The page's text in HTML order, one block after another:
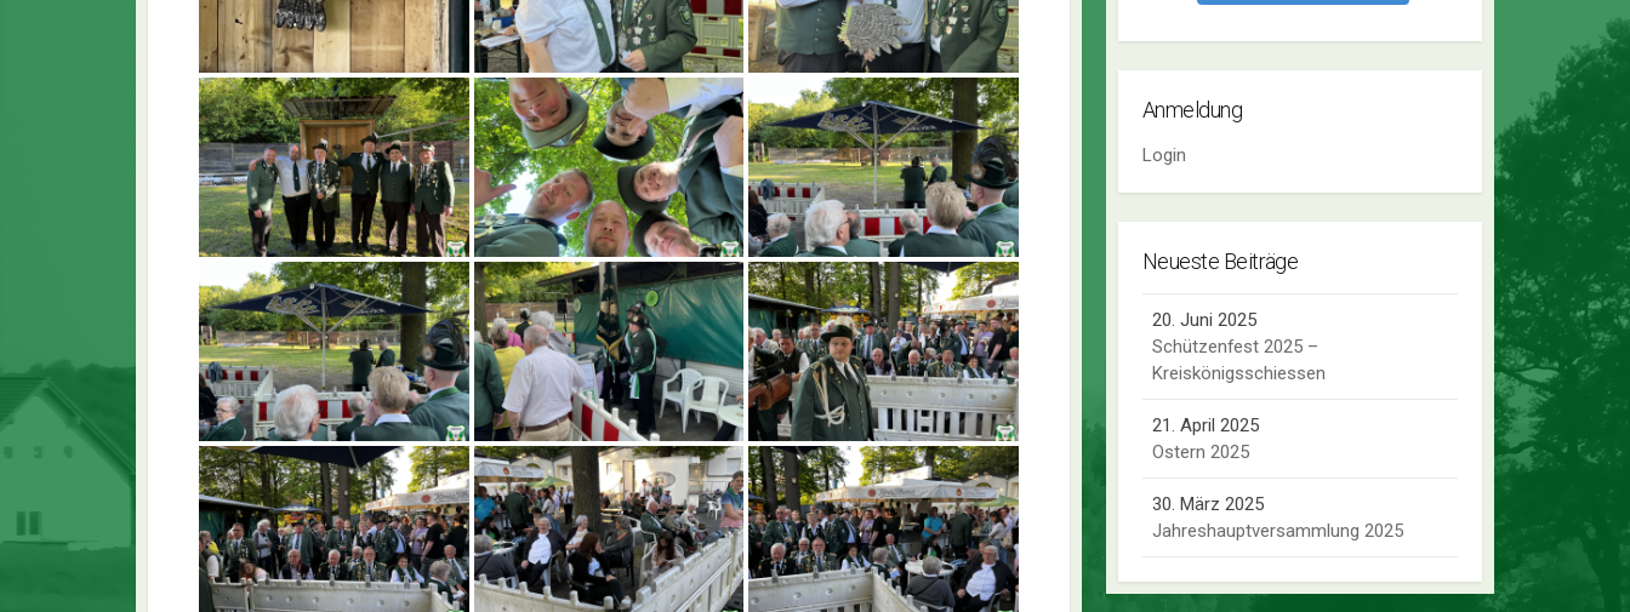
Anmeldung
Login
Neueste Beiträge
20. Juni 2025
Schützenfest 2025 –
Kreiskönigsschiessen
21. April 2025
Ostern 2025
30. März 2025
Jahreshauptversammlung 2025